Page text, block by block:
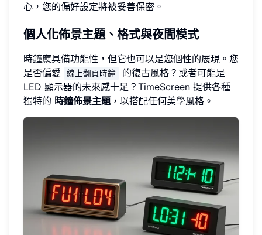
心，您的偏好設定將被妥善保密。
個人化佈景主題、格式與夜間模式
時鐘應具備功能性，但它也可以是您個性的展現。您
是否偏愛
線上翻頁時鐘
的復古風格？或者可能是
LED 顯示器的未來感十足？TimeScreen 提供各種
獨特的 時鐘佈景主題，以搭配任何美學風格。